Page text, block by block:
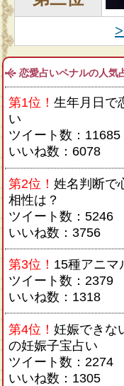
恋愛占いペナルの人気
第1位！ 生年月日で
い
ツイート数：11685
いいね数：6078
第2位！ 姓名判断で
相性は？
ツイート数：5246
いいね数：3756
第3位！ 15種アニマ
ツイート数：2379
いいね数：1318
第4位！ 妊娠できな
の妊娠子宝占い
ツイート数：2274
いいね数：1305